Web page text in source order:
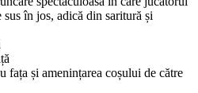
în jos, adică din saritură și
fața și amenințarea coșului de către